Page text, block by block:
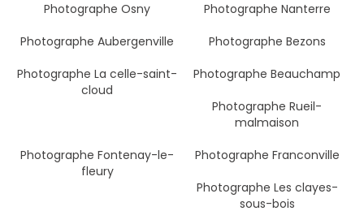
Photographe Osny
Photographe Nanterre
Photographe Aubergenville
Photographe Bezons
Photographe La celle-saint-
cloud
Photographe Beauchamp
Photographe Rueil-
malmaison
Photographe Fontenay-le-
fleury
Photographe Franconville
Photographe Les clayes-
sous-bois